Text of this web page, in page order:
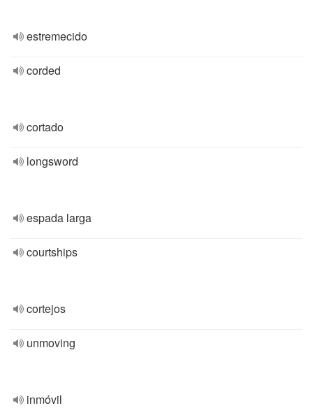
estremecido
corded
cortado
longsword
espada larga
courtships
cortejos
unmoving
inmóvil